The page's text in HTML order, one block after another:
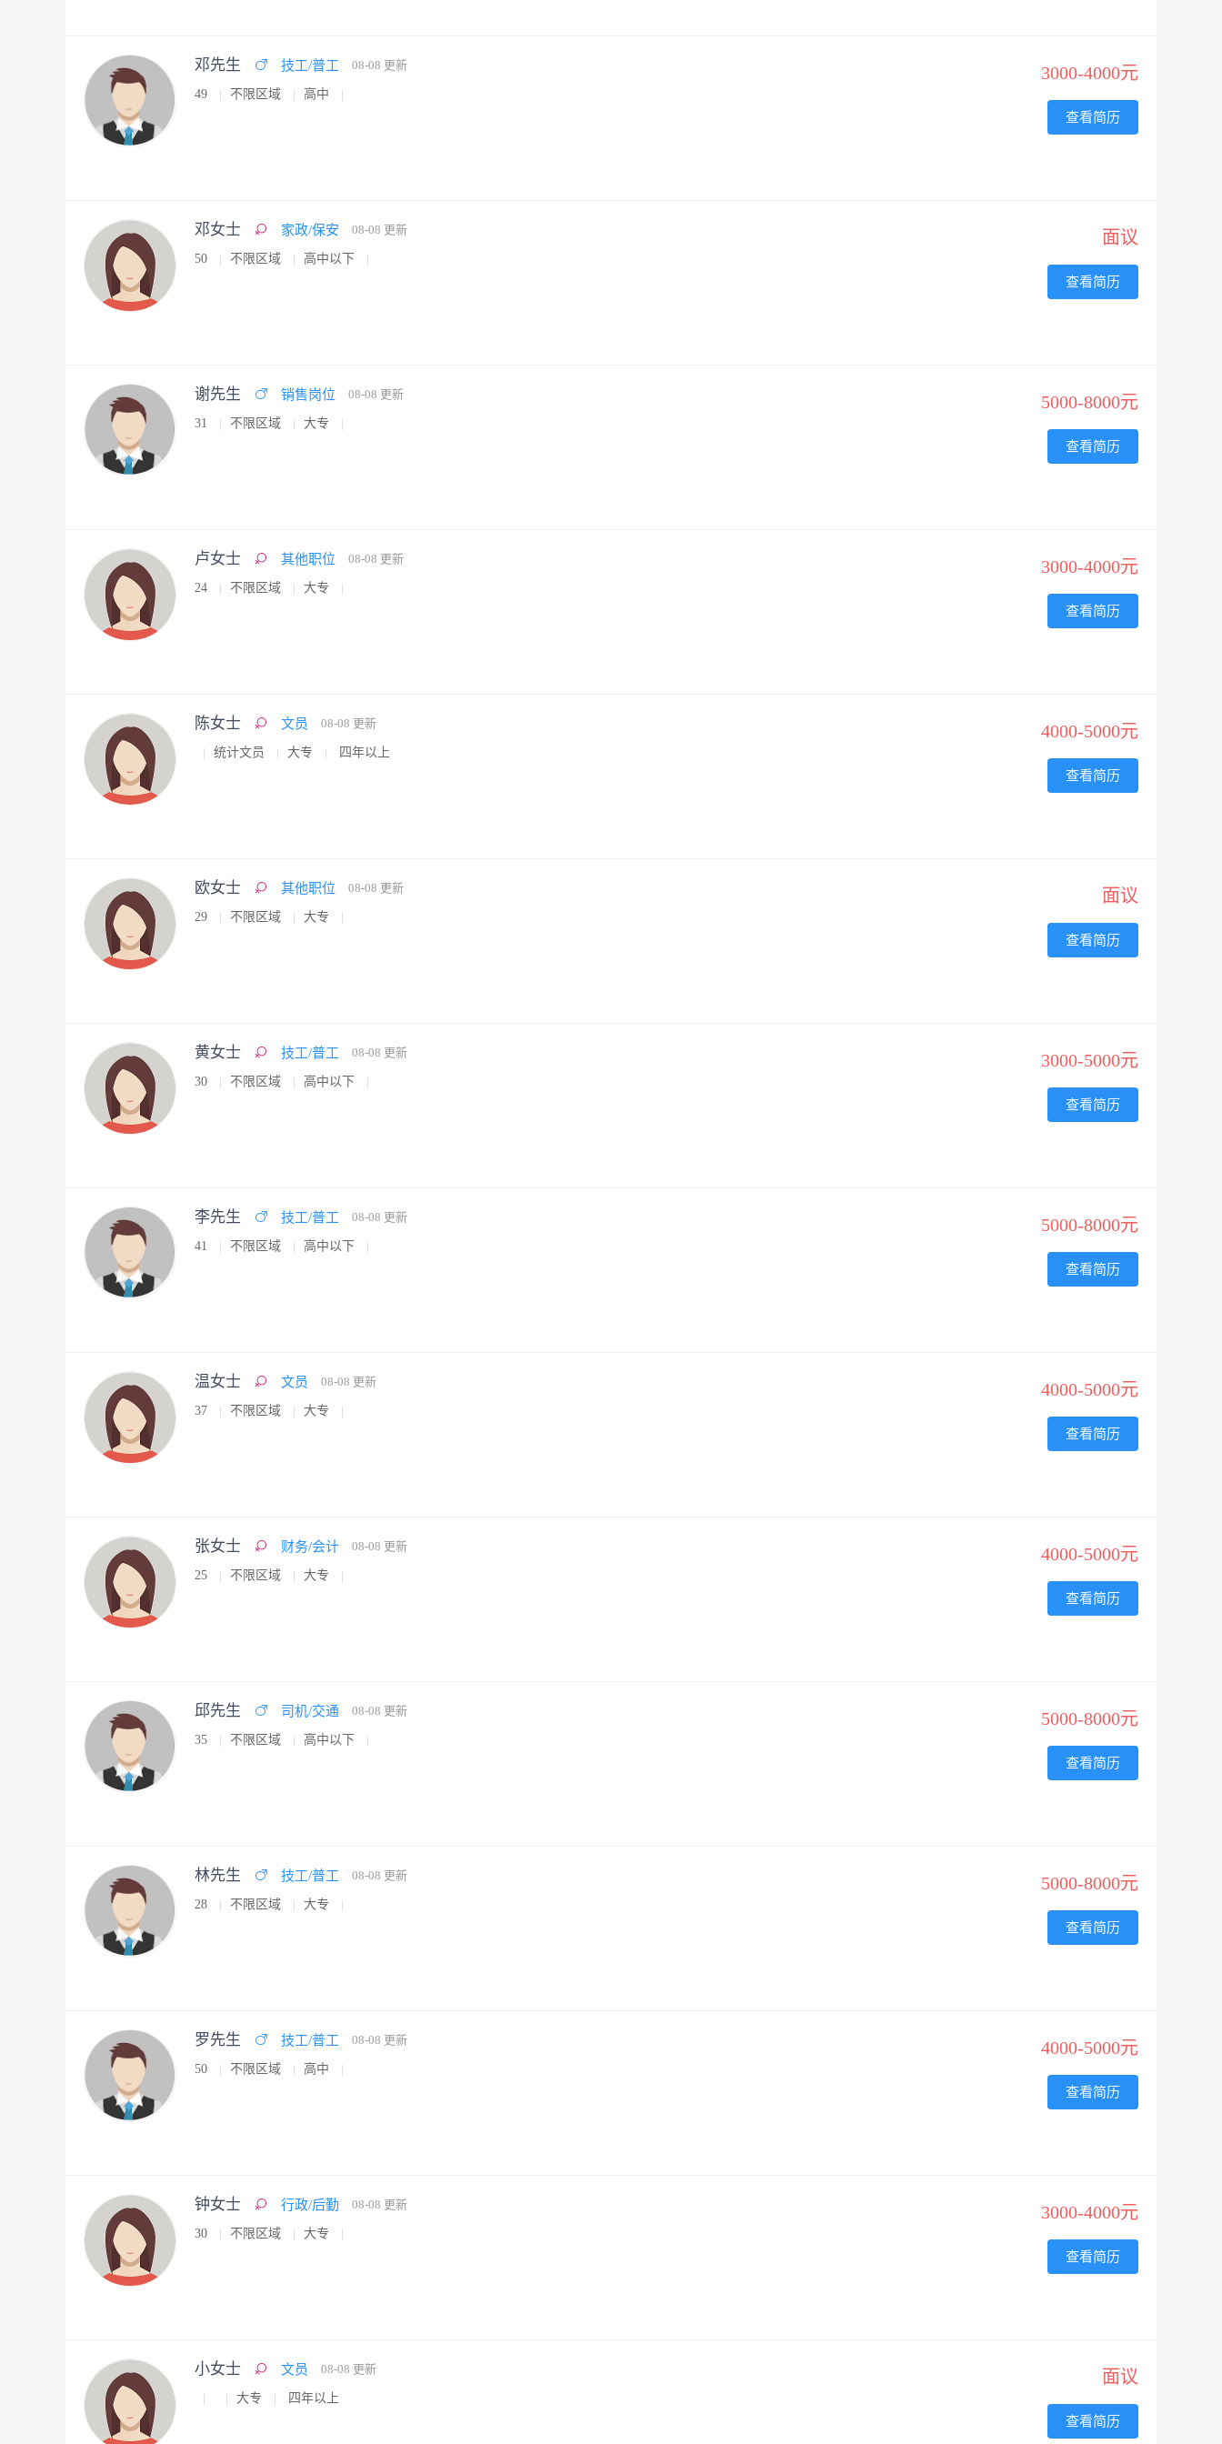
邓先生 技工/普工 08-08 更新
49 不限区域 高中
3000-4000元
查看简历
邓女士 家政/保安 08-08 更新
50 不限区域 高中以下
面议
查看简历
谢先生 销售岗位 08-08 更新
31 不限区域 大专
5000-8000元
查看简历
卢女士 其他职位 08-08 更新
24 不限区域 大专
3000-4000元
查看简历
陈女士 文员 08-08 更新
统计文员 大专 四年以上
4000-5000元
查看简历
欧女士 其他职位 08-08 更新
29 不限区域 大专
面议
查看简历
黄女士 技工/普工 08-08 更新
30 不限区域 高中以下
3000-5000元
查看简历
李先生 技工/普工 08-08 更新
41 不限区域 高中以下
5000-8000元
查看简历
温女士 文员 08-08 更新
37 不限区域 大专
4000-5000元
查看简历
张女士 财务/会计 08-08 更新
25 不限区域 大专
4000-5000元
查看简历
邱先生 司机/交通 08-08 更新
35 不限区域 高中以下
5000-8000元
查看简历
林先生 技工/普工 08-08 更新
28 不限区域 大专
5000-8000元
查看简历
罗先生 技工/普工 08-08 更新
50 不限区域 高中
4000-5000元
查看简历
钟女士 行政/后勤 08-08 更新
30 不限区域 大专
3000-4000元
查看简历
小女士 文员 08-08 更新
大专 四年以上
面议
查看简历